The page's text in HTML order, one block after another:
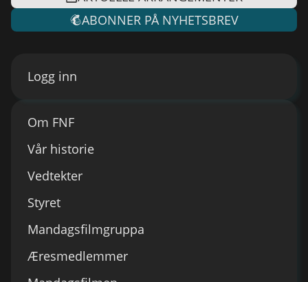
ABONNER PÅ NYHETSBREV
Om FNF
Vår historie
Vedtekter
Styret
Mandagsfilmgruppa
Æresmedlemmer
Logg inn